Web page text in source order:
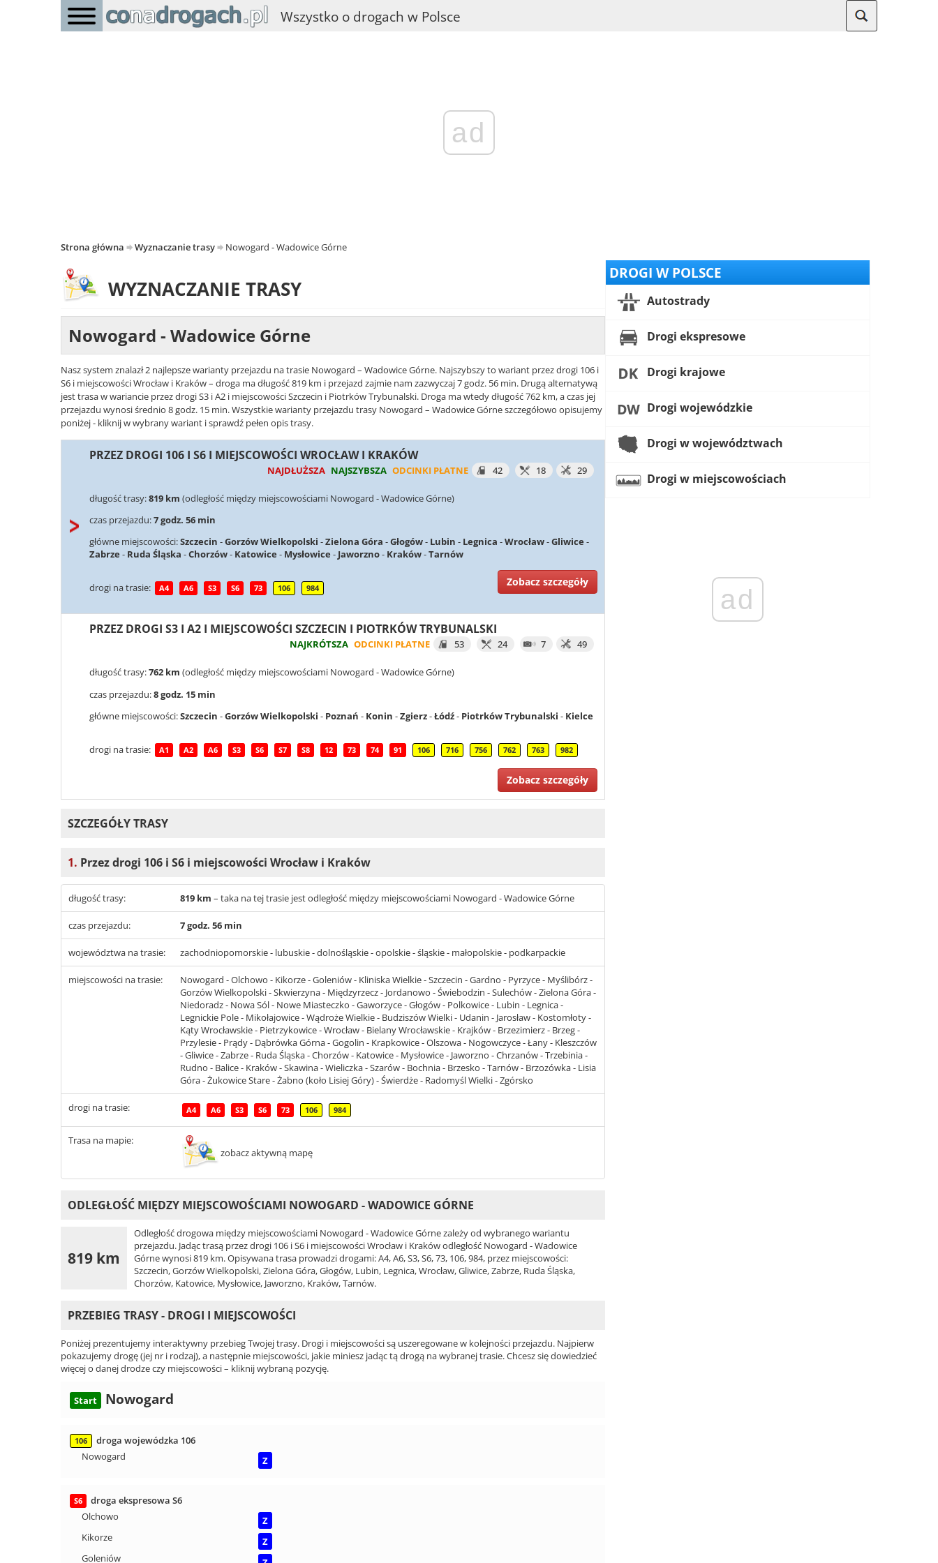
Wszystko o drogach w Polsce
ad
Strona główna Wyznaczanie trasy Nowogard - Wadowice Górne
WYZNACZANIE TRASY
Nowogard - Wadowice Górne
Nasz system znalazł 2 najlepsze warianty przejazdu na trasie Nowogard – Wadowice Górne. Najszybszy to wariant przez drogi 106 i
S6 i miejscowości Wrocław i Kraków – droga ma długość 819 km i przejazd zajmie nam zazwyczaj 7 godz. 56 min. Drugą alternatywą
jest trasa w wariancie przez drogi S3 i A2 i miejscowości Szczecin i Piotrków Trybunalski. Droga ma wtedy długość 762 km, a czas jej
przejazdu wynosi średnio 8 godz. 15 min. Wszystkie warianty przejazdu trasy Nowogard – Wadowice Górne szczegółowo opisujemy
poniżej - kliknij w wybrany wariant i sprawdź pełen opis trasy.
PRZEZ DROGI 106 I S6 I MIEJSCOWOŚCI WROCŁAW I KRAKÓW
NAJDŁUŻSZA NAJSZYBSZA ODCINKI PŁATNE 42 18 29
długość trasy:819 km (odległość między miejscowościami Nowogard - Wadowice Górne)
czas przejazdu:7 godz. 56 min
główne miejscowości:Szczecin -Gorzów Wielkopolski -Zielona Góra -Głogów- Lubin - Legnica -Wrocław-Gliwice -
Zabrze - Ruda Śląska -Chorzów- Katowice - Mysłowice - Jaworzno- Kraków-Tarnów
drogi na trasie: A4 A6 S3 S6 73 106 984
Zobacz szczegóły
PRZEZ DROGI S3 I A2 I MIEJSCOWOŚCI SZCZECIN I PIOTRKÓW TRYBUNALSKI
NAJKRÓTSZA ODCINKI PŁATNE 53 24 7 49
długość trasy:762 km (odległość między miejscowościami Nowogard - Wadowice Górne)
czas przejazdu:8 godz. 15 min
główne miejscowości:Szczecin -Gorzów Wielkopolski - Poznań - Konin -Zgierz-Łódź- Piotrków Trybunalski - Kielce
drogi na trasie: A1 A2 A6 S3 S6 S7 S8 12 73 74 91 106 716 756 762 763 982
Zobacz szczegóły
SZCZEGÓŁY TRASY
1. Przez drogi 106 i S6 i miejscowości Wrocław i Kraków
długość trasy: 819 km – taka na tej trasie jest odległość między miejscowościami Nowogard - Wadowice Górne
czas przejazdu: 7 godz. 56 min
województwa na trasie: zachodniopomorskie - lubuskie - dolnośląskie - opolskie - śląskie - małopolskie - podkarpackie
miejscowości na trasie:
Nowogard - Olchowo - Kikorze - Goleniów - Kliniska Wielkie - Szczecin - Gardno - Pyrzyce - Myślibórz -
Gorzów Wielkopolski - Skwierzyna - Międzyrzecz - Jordanowo - Świebodzin - Sulechów - Zielona Góra -
Niedoradz - Nowa Sól - Nowe Miasteczko - Gaworzyce - Głogów - Polkowice - Lubin - Legnica -
Legnickie Pole - Mikołajowice - Wądroże Wielkie - Budziszów Wielki - Udanin - Jarosław - Kostomłoty -
Kąty Wrocławskie - Pietrzykowice - Wrocław - Bielany Wrocławskie - Krajków - Brzezimierz - Brzeg -
Przylesie - Prądy - Dąbrówka Górna - Gogolin - Krapkowice - Olszowa - Nogowczyce - Łany - Kleszczów
- Gliwice - Zabrze - Ruda Śląska - Chorzów - Katowice - Mysłowice - Jaworzno - Chrzanów - Trzebinia -
Rudno - Balice - Kraków - Skawina - Wieliczka - Szarów - Bochnia - Brzesko - Tarnów - Brzozówka - Lisia
Góra - Żukowice Stare - Żabno (koło Lisiej Góry) - Świerdże - Radomyśl Wielki - Zgórsko
drogi na trasie: A4 A6 S3 S6 73 106 984
Trasa na mapie:
zobacz aktywną mapę
ODLEGŁOŚĆ MIĘDZY MIEJSCOWOŚCIAMI NOWOGARD - WADOWICE GÓRNE
819 km
Odległość drogowa między miejscowościami Nowogard - Wadowice Górne zależy od wybranego wariantu
przejazdu. Jadąc trasą przez drogi 106 i S6 i miejscowości Wrocław i Kraków odległość Nowogard - Wadowice
Górne wynosi 819 km. Opisywana trasa prowadzi drogami: A4, A6, S3, S6, 73, 106, 984, przez miejscowości:
Szczecin, Gorzów Wielkopolski, Zielona Góra, Głogów, Lubin, Legnica, Wrocław, Gliwice, Zabrze, Ruda Śląska,
Chorzów, Katowice, Mysłowice, Jaworzno, Kraków, Tarnów.
PRZEBIEG TRASY - DROGI I MIEJSCOWOŚCI
Poniżej prezentujemy interaktywny przebieg Twojej trasy. Drogi i miejscowości są uszeregowane w kolejności przejazdu. Najpierw
pokazujemy drogę (jej nr i rodzaj), a następnie miejscowości, jakie miniesz jadąc tą drogą na wybranej trasie. Chcesz się dowiedzieć
więcej o danej drodze czy miejscowości – kliknij wybraną pozycję.
Start Nowogard
106
droga wojewódzka 106
Nowogard
Z
S6
droga ekspresowa S6
Olchowo
Z
Kikorze
Z
Goleniów
DROGI W POLSCE
Autostrady
Drogi ekspresowe
Drogi krajowe
Drogi wojewódzkie
Drogi w województwach
Drogi w miejscowościach
ad